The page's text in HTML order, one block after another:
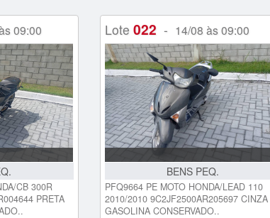
09:00
CB 300R
PRETA
Lote 022 - 14/08 às 09:00
BENS PEQ.
PFQ9664 PE MOTO HONDA/LEAD 110
2010/2010 9C2JF2500AR205697 CINZA
GASOLINA CONSERVADO..